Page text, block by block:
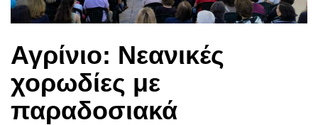
Αγρίνιο: Νεανικές
χορωδίες με
παραδοσιακά